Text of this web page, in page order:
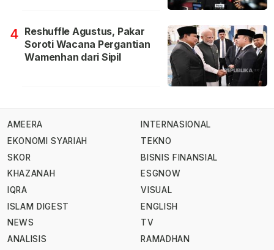
4 Reshuffle Agustus, Pakar
Soroti Wacana Pergantian
Wamenhan dari Sipil
AMEERA
EKONOMI SYARIAH
SKOR
KHAZANAH
IQRA
ISLAM DIGEST
NEWS
ANALISIS
INTERNASIONAL
TEKNO
BISNIS FINANSIAL
ESGNOW
VISUAL
ENGLISH
TV
RAMADHAN